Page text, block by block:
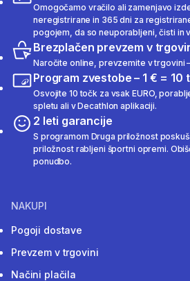
Omogočamo vračilo ali zamenjavo
neregistrirane in 365 dni za
pogojem, da so neuporabljeni, čisti in
Brezplačen prevzem v
Naročite online, prevzemite v trgovini
Program zvestobe – 1 € = 10
Osvojite 10 točk za vsak EURO,
spletu ali v Decathlon aplikaciji.
2 leti garancije
S programom Druga priložnost
priložnost rabljeni športni opremi.
ponudbo.
NAKUPI
Pogoji dostave
Prevzem v trgovini
Načini plačila